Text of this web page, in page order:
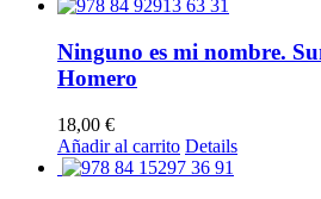
Ninguno es mi nombre.
Homero
18,00 €
Añadir al carrito Details